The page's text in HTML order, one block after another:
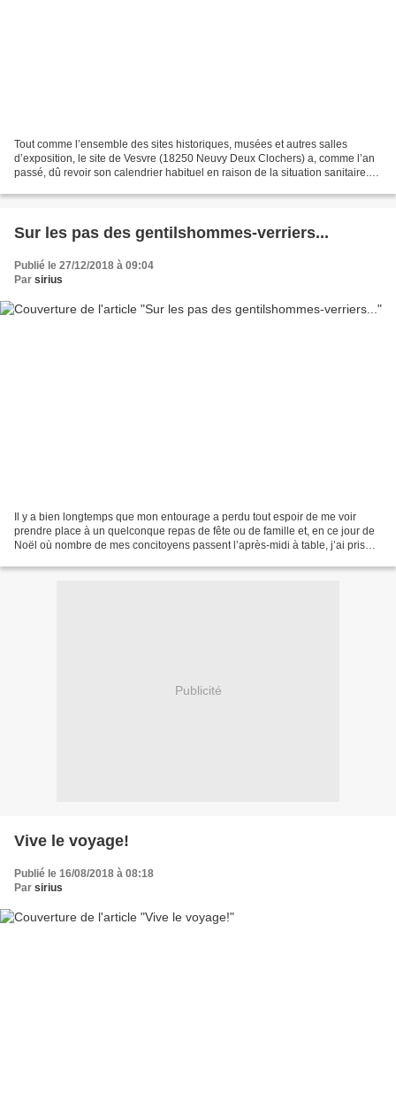
Tout comme l’ensemble des sites historiques, musées et autres salles
d’exposition, le site de Vesvre (18250 Neuvy Deux Clochers) a, comme l’an
passé, dû revoir son calendrier habituel en raison de la situation sanitaire.
Sur les pas des gentilshommes-verriers...
Publié le 27/12/2018 à 09:04
Par sirius
Il y a bien longtemps que mon entourage a perdu tout espoir de me voir
prendre place à un quelconque repas de fête ou de famille et, en ce jour de
Noël où nombre de mes concitoyens passent l’après-midi à table, j’ai pris
Publicité
Vive le voyage!
Publié le 16/08/2018 à 08:18
Par sirius